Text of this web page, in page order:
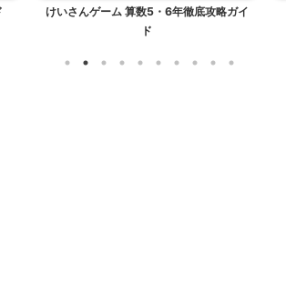
けいさんゲーム 算数5・6年徹底攻略ガイ
ド